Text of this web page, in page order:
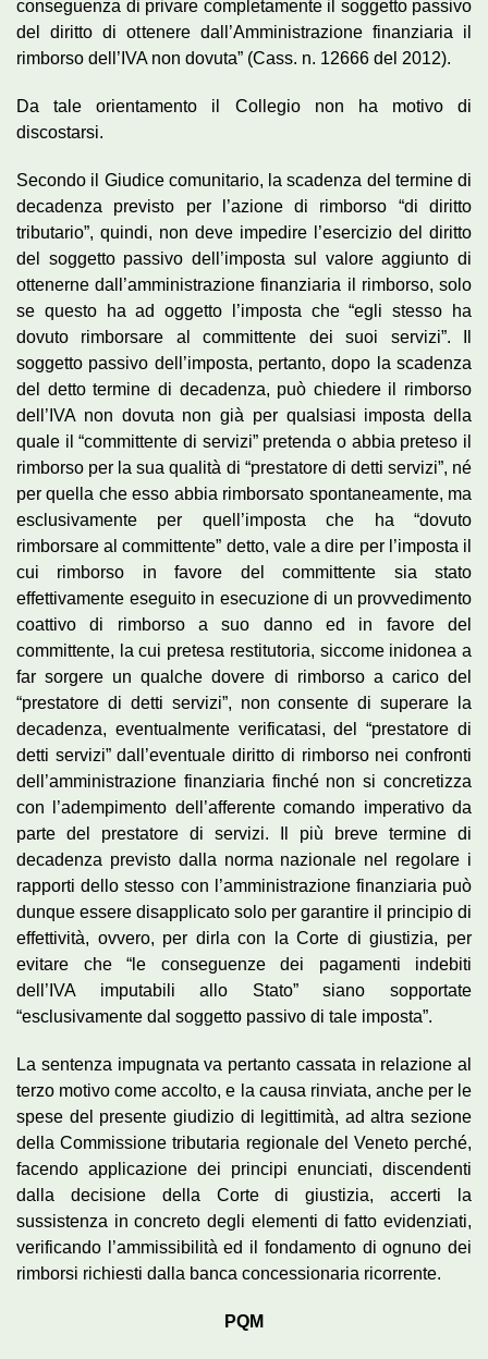
conseguenza di privare completamente il soggetto passivo
del diritto di ottenere dall’Amministrazione finanziaria il
rimborso dell’IVA non dovuta” (Cass. n. 12666 del 2012).
Da tale orientamento il Collegio non ha motivo di
discostarsi.
Secondo il Giudice comunitario, la scadenza del termine di
decadenza previsto per l’azione di rimborso “di diritto
tributario”, quindi, non deve impedire l’esercizio del diritto
del soggetto passivo dell’imposta sul valore aggiunto di
ottenerne dall’amministrazione finanziaria il rimborso, solo
se questo ha ad oggetto l’imposta che “egli stesso ha
dovuto rimborsare al committente dei suoi servizi”. Il
soggetto passivo dell’imposta, pertanto, dopo la scadenza
del detto termine di decadenza, può chiedere il rimborso
dell’IVA non dovuta non già per qualsiasi imposta della
quale il “committente di servizi” pretenda o abbia preteso il
rimborso per la sua qualità di “prestatore di detti servizi”, né
per quella che esso abbia rimborsato spontaneamente, ma
esclusivamente per quell’imposta che ha “dovuto
rimborsare al committente” detto, vale a dire per l’imposta il
cui rimborso in favore del committente sia stato
effettivamente eseguito in esecuzione di un provvedimento
coattivo di rimborso a suo danno ed in favore del
committente, la cui pretesa restitutoria, siccome inidonea a
far sorgere un qualche dovere di rimborso a carico del
“prestatore di detti servizi”, non consente di superare la
decadenza, eventualmente verificatasi, del “prestatore di
detti servizi” dall’eventuale diritto di rimborso nei confronti
dell’amministrazione finanziaria finché non si concretizza
con l’adempimento dell’afferente comando imperativo da
parte del prestatore di servizi. Il più breve termine di
decadenza previsto dalla norma nazionale nel regolare i
rapporti dello stesso con l’amministrazione finanziaria può
dunque essere disapplicato solo per garantire il principio di
effettività, ovvero, per dirla con la Corte di giustizia, per
evitare che “le conseguenze dei pagamenti indebiti
dell’IVA imputabili allo Stato” siano sopportate
“esclusivamente dal soggetto passivo di tale imposta”.
La sentenza impugnata va pertanto cassata in relazione al
terzo motivo come accolto, e la causa rinviata, anche per le
spese del presente giudizio di legittimità, ad altra sezione
della Commissione tributaria regionale del Veneto perché,
facendo applicazione dei principi enunciati, discendenti
dalla decisione della Corte di giustizia, accerti la
sussistenza in concreto degli elementi di fatto evidenziati,
verificando l’ammissibilità ed il fondamento di ognuno dei
rimborsi richiesti dalla banca concessionaria ricorrente.
PQM